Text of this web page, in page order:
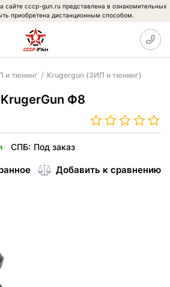
сайте cccp-gun.ru представлена в ознакомительных
приобретена дистанционным способом.
и тюнинг Krugergun (ЗИП и тюнинг)
Ф8
СПБ: Под заказ
Добавить к сравнению